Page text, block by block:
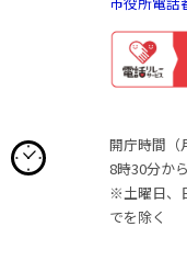
開庁時間（
8時30分か
※土曜日、
でを除く